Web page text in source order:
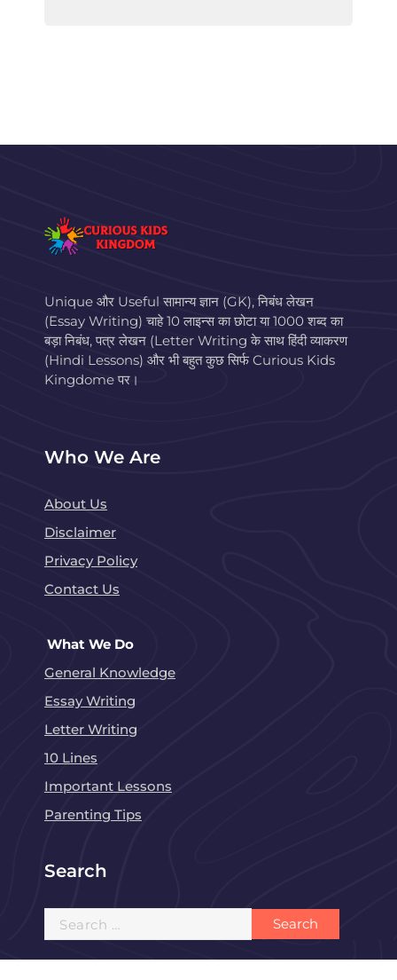
Unique और Useful सामान्य ज्ञान (GK), निबंध लेखन
(Essay Writing) चाहे 10 लाइन्स का छोटा या 1000 शब्द का
बड़ा निबंध, पत्र लेखन (Letter Writing के साथ हिंदी व्याकरण
(Hindi Lessons) और भी बहुत कुछ सिर्फ Curious Kids
Kingdome पर।
Who We Are
About Us
Disclaimer
Privacy Policy
Contact Us
What We Do
General Knowledge
Essay Writing
Letter Writing
10 Lines
Important Lessons
Parenting Tips
Search
Search
for: